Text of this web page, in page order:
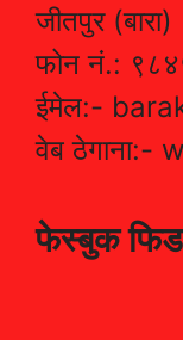
जीतपुर (बारा)
फोन नं.:
ईमेल:-
वेब ठेगाना:-
फेस्बुक फिड